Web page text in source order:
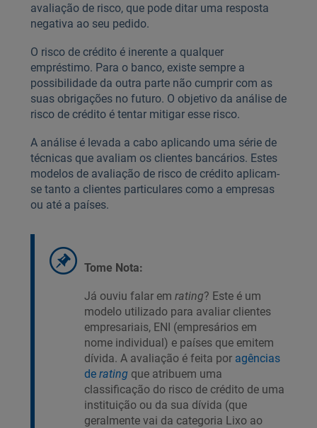
avaliação de risco, que pode ditar uma resposta
negativa ao seu pedido.
O risco de crédito é inerente a qualquer
empréstimo. Para o banco, existe sempre a
possibilidade da outra parte não cumprir com as
suas obrigações no futuro. O objetivo da análise de
risco de crédito é tentar mitigar esse risco.
A análise é levada a cabo aplicando uma série de
técnicas que avaliam os clientes bancários. Estes
modelos de avaliação de risco de crédito aplicam-
se tanto a clientes particulares como a empresas
ou até a países.
Tome Nota:
Já ouviu falar em rating? Este é um
modelo utilizado para avaliar clientes
empresariais, ENI (empresários em
nome individual) e países que emitem
dívida. A avaliação é feita por agências
de ratingque atribuem uma
classificação do risco de crédito de uma
instituição ou da sua dívida (que
geralmente vai da categoria Lixo ao